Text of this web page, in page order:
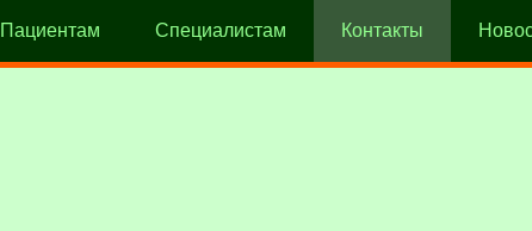
Пациентам Специалистам Контакты